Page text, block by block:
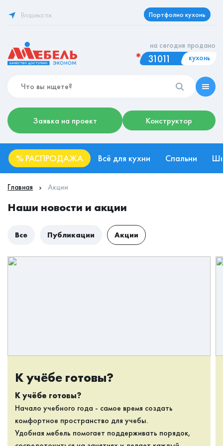
Владивосток Портфолио кухонь
на сегодня продано
31011 кухонь
Заявка на проект Конструктор
% РАСПРОДАЖА Всё для кухни Спальни
Главная Акции
Наши новости и акции
Все Публикации Акции
К учёбе готовы?
К учёбе готовы?
Начало учебного года - самое время создать
комфортное пространство для учебы.
Удобная мебель помогает поддерживать порядок,